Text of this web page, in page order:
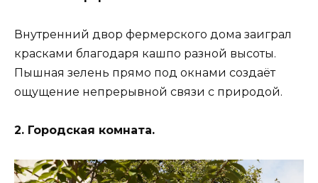
Внутренний двор фермерского дома заиграл
красками благодаря кашпо разной высоты.
Пышная зелень прямо под окнами создаёт
ощущение непрерывной связи с природой.
2. Городская комната.